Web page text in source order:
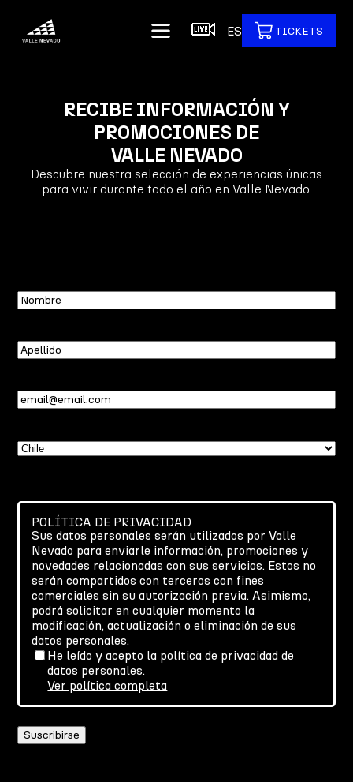
ES TICKETS
RECIBE INFORMACIÓN Y
PROMOCIONES DE
VALLE NEVADO
Descubre nuestra selección de experiencias únicas
para vivir durante todo el año en Valle Nevado.
Nombre
Apellido
Email(Required)
País(Required)
POLÍTICA DE PRIVACIDAD
Sus datos personales serán utilizados por Valle
Nevado para enviarle información, promociones y
novedades relacionadas con sus servicios. Estos no
serán compartidos con terceros con fines
comerciales sin su autorización previa. Asimismo,
podrá solicitar en cualquier momento la
modificación, actualización o eliminación de sus
datos personales.
He leído y acepto la política de privacidad de
datos personales.
Ver política completa